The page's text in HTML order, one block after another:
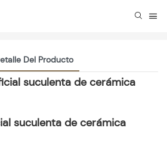
Del Producto
suculenta de cerámica